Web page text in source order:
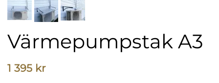
Värmepumpstak A3
1 395 kr